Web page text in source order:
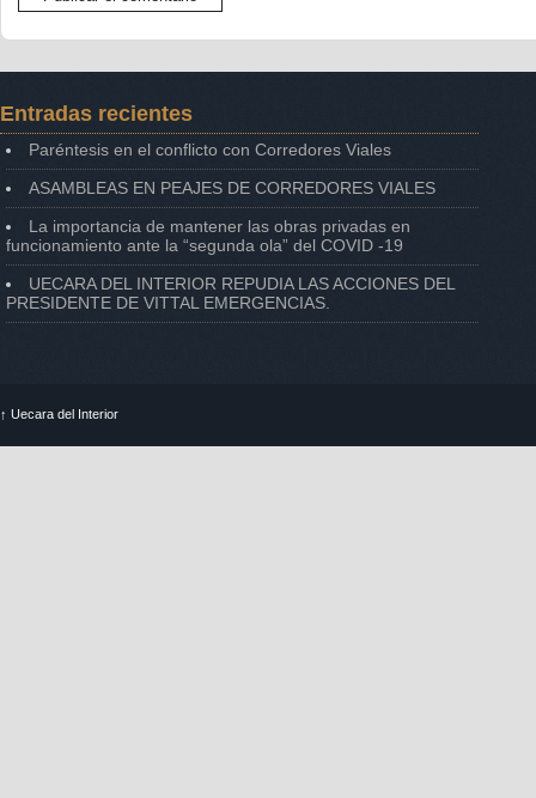
Entradas recientes
Paréntesis en el conflicto con Corredores Viales
ASAMBLEAS EN PEAJES DE CORREDORES VIALES
La importancia de mantener las obras privadas en
funcionamiento ante la “segunda ola” del COVID -19
UECARA DEL INTERIOR REPUDIA LAS ACCIONES DEL
PRESIDENTE DE VITTAL EMERGENCIAS.
↑ Uecara del Interior